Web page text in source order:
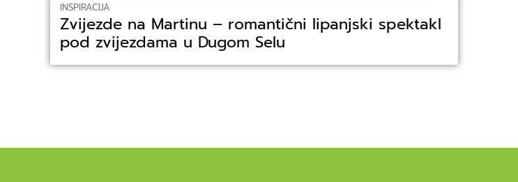
INSPIRACIJA
Zvijezde na Martinu – romantični lipanjski spektakl
pod zvijezdama u Dugom Selu